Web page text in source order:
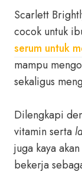
Scarlett
cocok untuk
serum untuk
mampu
sekaligus
Dilengkapi
vitamin serta
juga kaya
bekerja